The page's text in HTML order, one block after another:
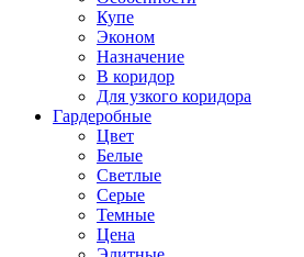
Купе
Эконом
Назначение
В коридор
Для узкого коридора
Гардеробные
Цвет
Белые
Светлые
Серые
Темные
Цена